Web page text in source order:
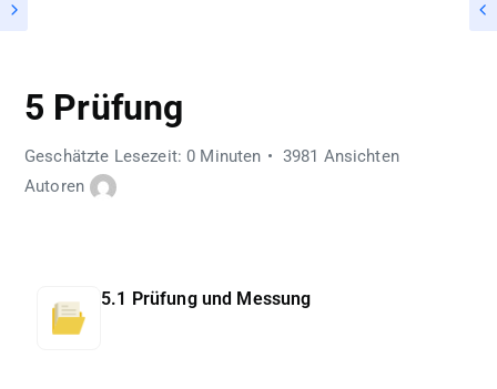
5 Prüfung
Geschätzte Lesezeit: 0 Minuten
3981 Ansichten
Autoren
5.1 Prüfung und Messung